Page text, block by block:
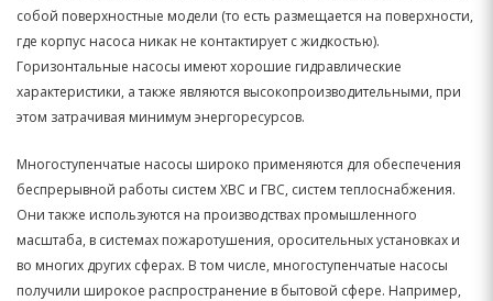
собой поверхностные модели (то есть размещается на поверхности,
где корпус насоса никак не контактирует с жидкостью).
Горизонтальные насосы имеют хорошие гидравлические
характеристики, а также являются высокопроизводительными, при
этом затрачивая минимум энергоресурсов.
Многоступенчатые насосы широко применяются для обеспечения
беспрерывной работы систем ХВС и ГВС, систем теплоснабжения.
Они также используются на производствах промышленного
масштаба, в системах пожаротушения, оросительных установках и
во многих других сферах. В том числе, многоступенчатые насосы
получили широкое распространение в бытовой сфере. Например,